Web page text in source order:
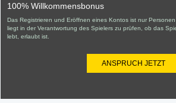
100% Willkommensbonus
Das Registrieren und Eröffnen eines Kontos ist nur
liegt in der Verantwortung des Spielers zu prüfen, ob das
lebt, erlaubt ist.
ANSPRUCH JETZT